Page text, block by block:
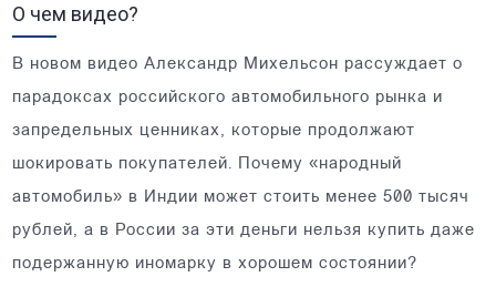
О чем видео?
В новом видео Александр Михельсон рассуждает о
парадоксах российского автомобильного рынка и
запредельных ценниках, которые продолжают
шокировать покупателей. Почему «народный
автомобиль» в Индии может стоить менее 500 тысяч
рублей, а в России за эти деньги нельзя купить даже
подержанную иномарку в хорошем состоянии?